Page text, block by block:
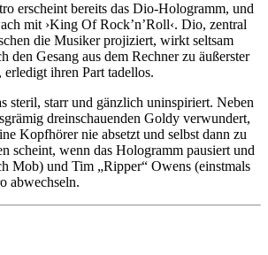
erscheint bereits das Dio-Hologramm, und
mit ›King Of Rock’n’Roll‹. Dio, zentral
die Musiker projiziert, wirkt seltsam
den Gesang aus dem Rechner zu äußerster
ihren Part tadellos.
steril, starr und gänzlich uninspiriert. Neben
dreinschauenden Goldy verwundert,
Kopfhörer nie absetzt und selbst dann zu
scheint, wenn das Hologramm pausiert und
Mob) und Tim „Ripper“ Owens (einstmals
abwechseln.